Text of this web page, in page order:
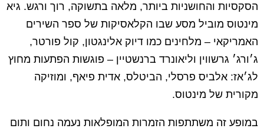
הסקסיות והחושניות ביותר, מלאה בתשוקה, רוך ורגש. גיא
מינטוס מוביל מסע שבו הקלאסיקות של ספר השירים
האמריקאי – מלחינים כמו דיוק אלינגטון, קול פורטר,
ג׳ורג׳ גרשווין וליאונרד ברנשטיין – פוגשות הפתעות מחוץ
לג׳אז: אלביס פרסלי, הביטלס, אדית פיאף, ומוזיקה
מקורית של מינטוס.
במופע זה משתתפות הזמרות המופלאות נעמה נחום ותום